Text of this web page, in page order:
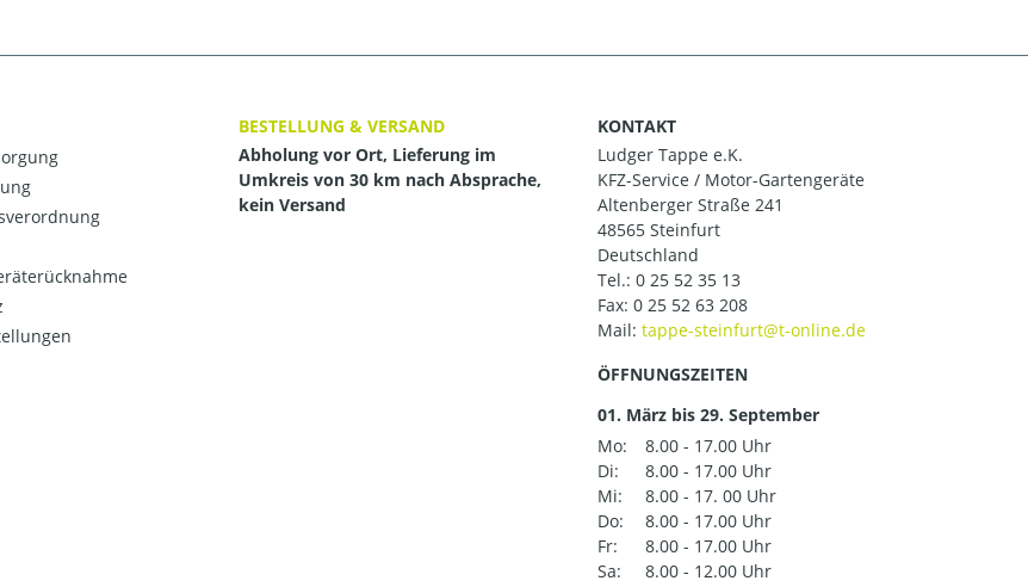
BESTELLUNG & VERSAND
Abholung vor Ort, Lieferung im
Umkreis von 30 km nach Absprache,
kein Versand
KONTAKT
Ludger Tappe e.K.
KFZ-Service / Motor-Gartengeräte
Altenberger Straße 241
48565 Steinfurt
Deutschland
Tel.: 0 25 52 35 13
Fax: 0 25 52 63 208
Mail:
ÖFFNUNGSZEITEN
01. März bis 29. September
Mo:
8.00 - 17.00 Uhr
Di:
8.00 - 17.00 Uhr
Mi:
8.00 - 17. 00 Uhr
Do:
8.00 - 17.00 Uhr
Fr:
8.00 - 17.00 Uhr
Sa:
8.00 - 12.00 Uhr